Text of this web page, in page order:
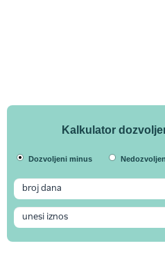
Kalkulator
Dozvoljeni minus